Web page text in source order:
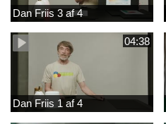
Dan Friis 3 af 4
04:38
Dan Friis 1 af 4